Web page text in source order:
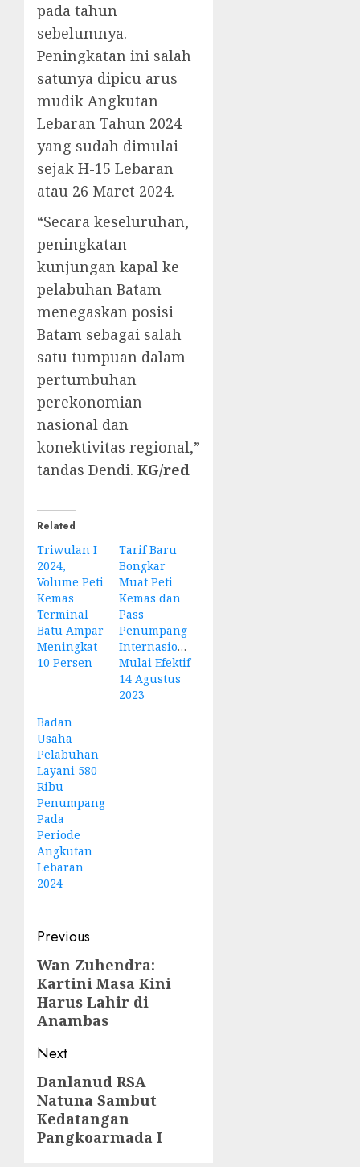
pada tahun
sebelumnya.
Peningkatan ini salah
satunya dipicu arus
mudik Angkutan
Lebaran Tahun 2024
yang sudah dimulai
sejak H-15 Lebaran
atau 26 Maret 2024.
“Secara keseluruhan,
peningkatan
kunjungan kapal ke
pelabuhan Batam
menegaskan posisi
Batam sebagai salah
satu tumpuan dalam
pertumbuhan
perekonomian
nasional dan
konektivitas regional,”
tandas Dendi. KG/red
Related
Triwulan I
2024,
Volume Peti
Kemas
Terminal
Batu Ampar
Meningkat
10 Persen
Tarif Baru
Bongkar
Muat Peti
Kemas dan
Pass
Penumpang
Internasional
Mulai Efektif
14 Agustus
2023
Badan
Usaha
Pelabuhan
Layani 580
Ribu
Penumpang
Pada
Periode
Angkutan
Lebaran
2024
Post
navigation
Previous
Previous
post:
Wan Zuhendra:
Kartini Masa Kini
Harus Lahir di
Anambas
Next
Next
post:
Danlanud RSA
Natuna Sambut
Kedatangan
Pangkoarmada I